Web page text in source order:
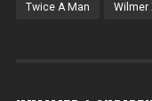
Twice A Man Wilmer